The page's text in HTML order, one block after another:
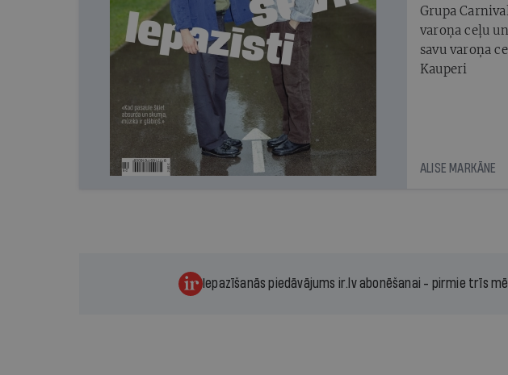
Grupa
varoņa ceļu
savu varoņa
Kauperi
ALISE MARKĀNE
Iepazīšanās piedāvājums ir.lv abonēšanai - pirmie trīs